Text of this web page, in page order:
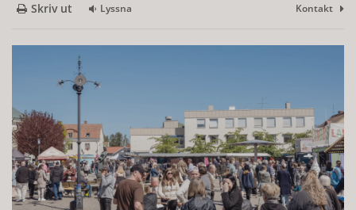
Skriv ut Lyssna Kontakt